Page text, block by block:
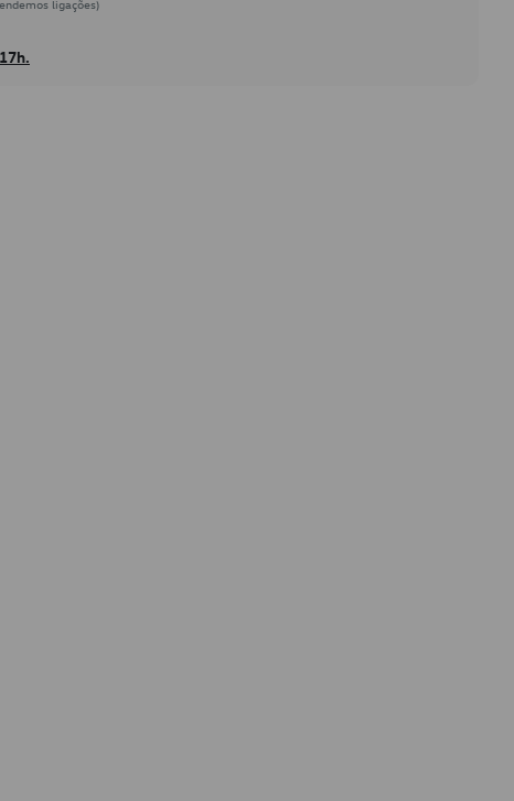
ligações)